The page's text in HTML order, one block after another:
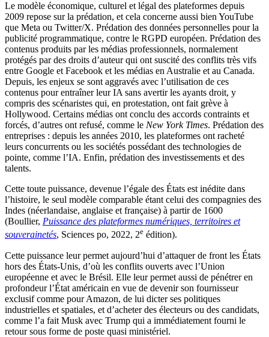
Le modèle économique, culturel et légal des plateformes depuis
2009 repose sur la prédation, et cela concerne aussi bien YouTube
que Meta ou Twitter/X. Prédation des données personnelles pour la
publicité programmatique, contre le RGPD européen. Prédation des
contenus produits par les médias professionnels, normalement
protégés par des droits d’auteur qui ont suscité des conflits très vifs
entre Google et Facebook et les médias en Australie et au Canada.
Depuis, les enjeux se sont aggravés avec l’utilisation de ces
contenus pour entraîner leur IA sans avertir les ayants droit, y
compris des scénaristes qui, en protestation, ont fait grève à
Hollywood. Certains médias ont conclu des accords contraints et
forcés, d’autres ont refusé, comme le New York Times. Prédation des
entreprises : depuis les années 2010, les plateformes ont racheté
leurs concurrents ou les sociétés possédant des technologies de
pointe, comme l’IA. Enfin, prédation des investissements et des
talents.
Cette toute puissance, devenue l’égale des États est inédite dans
l’histoire, le seul modèle comparable étant celui des compagnies des
Indes (néerlandaise, anglaise et française) à partir de 1600
(Boullier, Puissance des plateformes numériques, territoires et
souverainetés, Sciences po, 2022, 2e édition).
Cette puissance leur permet aujourd’hui d’attaquer de front les États
hors des États-Unis, d’où les conflits ouverts avec l’Union
européenne et avec le Brésil. Elle leur permet aussi de pénétrer en
profondeur l’État américain en vue de devenir son fournisseur
exclusif comme pour Amazon, de lui dicter ses politiques
industrielles et spatiales, et d’acheter des électeurs ou des candidats,
comme l’a fait Musk avec Trump qui a immédiatement fourni le
retour sous forme de poste quasi ministériel.